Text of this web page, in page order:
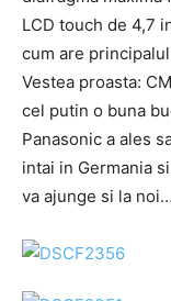
LCD touch de 4,7
cum are principalul
Vestea proasta:
cel putin o buna
Panasonic a ales
intai in Germania
va ajunge si la noi…